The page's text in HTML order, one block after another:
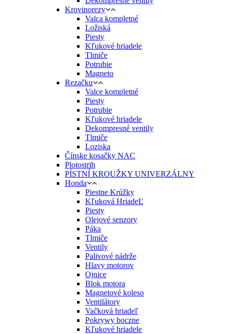
Krovinorezy
Valca kompletné
Ložiská
Piesty
Kľukové hriadele
Tlmiče
Potrubie
Magneto
Rezačku
Valce kompletné
Piesty
Potrubie
Kľukové hriadele
Dekompresné ventily
Tlmiče
Loziska
Čínske kosačky NAC
Plotostrih
PÍSTNÍ KROUŽKY UNIVERZÁLNY
Honda
Piestne Krúžky
Kľuková HriadeĽ
Piesty
Olejové senzory
Páka
Tlmiče
Ventily
Palivové nádrže
Hlavy motorov
Ojnice
Blok motora
Magnetové koleso
Ventilátory
Vačková hriadeľ
Pokrywy boczne
Kľukové hriadele